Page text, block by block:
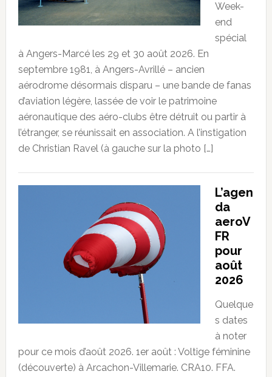
Week-
end
spécial
à Angers-Marcé les 29 et 30 août 2026. En
septembre 1981, à Angers-Avrillé – ancien
aérodrome désormais disparu – une bande de fanas
d’aviation légère, lassée de voir le patrimoine
aéronautique des aéro-clubs être détruit ou partir à
l’étranger, se réunissait en association. A l’instigation
de Christian Ravel (à gauche sur la photo […]
L’agen
da
aeroV
FR
pour
août
2026
Quelque
s dates
à noter
pour ce mois d’août 2026. 1er août : Voltige féminine
(découverte) à Arcachon-Villemarie. CRA10. FFA.